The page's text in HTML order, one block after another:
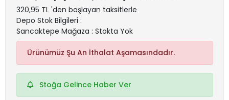
320,95 TL 'den başlayan taksitlerle
Depo Stok Bilgileri :
Sancaktepe Mağaza : Stokta Yok
Ürünümüz Şu An İthalat Aşamasındadır.
Stoğa Gelince Haber Ver